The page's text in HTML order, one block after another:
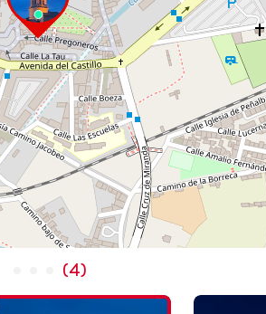
(4)